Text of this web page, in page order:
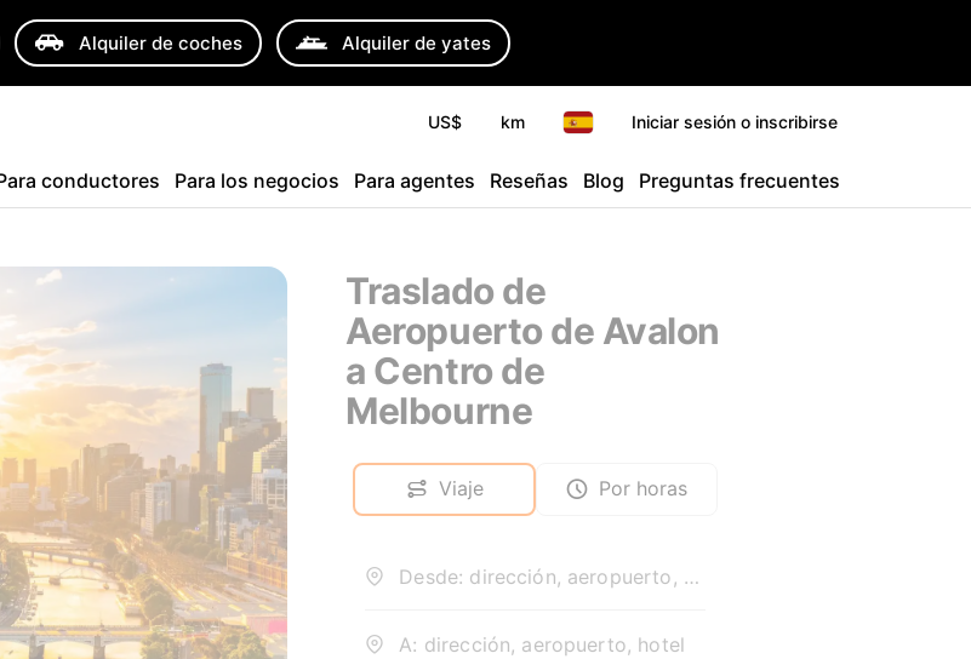
Alquiler de coches Alquiler de yates
US$ km Iniciar sesión o inscribirse
conductores Para los negocios Para agentes Reseñas Blog Preguntas frecuentes
Traslado de
Aeropuerto de Avalon
a Centro de
Melbourne
Viaje Por horas
Desde: dirección, aeropuerto, hotel
A: dirección, aeropuerto, hotel